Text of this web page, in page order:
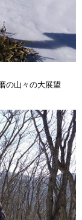
の山々の大展望